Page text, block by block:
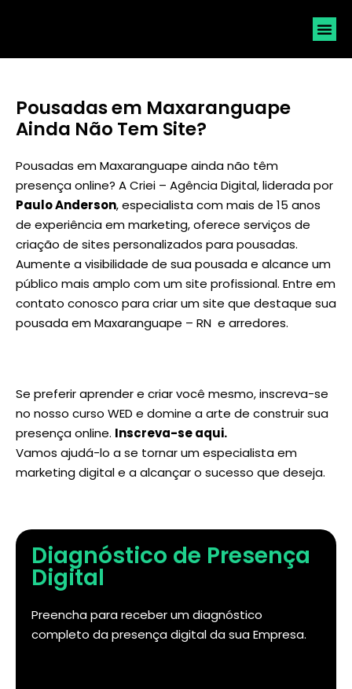
Pousadas em Maxaranguape
Ainda Não Tem Site?
Pousadas em Maxaranguape ainda não têm
presença online? A Criei – Agência Digital, liderada por
Paulo Anderson, especialista com mais de 15 anos
de experiência em marketing, oferece serviços de
criação de sites personalizados para pousadas.
Aumente a visibilidade de sua pousada e alcance um
público mais amplo com um site profissional. Entre em
contato conosco para criar um site que destaque sua
pousada em Maxaranguape – RN e arredores.
Se preferir aprender e criar você mesmo, inscreva-se
no nosso curso WED e domine a arte de construir sua
presença online. Inscreva-se aqui.
Vamos ajudá-lo a se tornar um especialista em
marketing digital e a alcançar o sucesso que deseja.
Diagnóstico de Presença
Digital
Preencha para receber um diagnóstico
completo da presença digital da sua Empresa.